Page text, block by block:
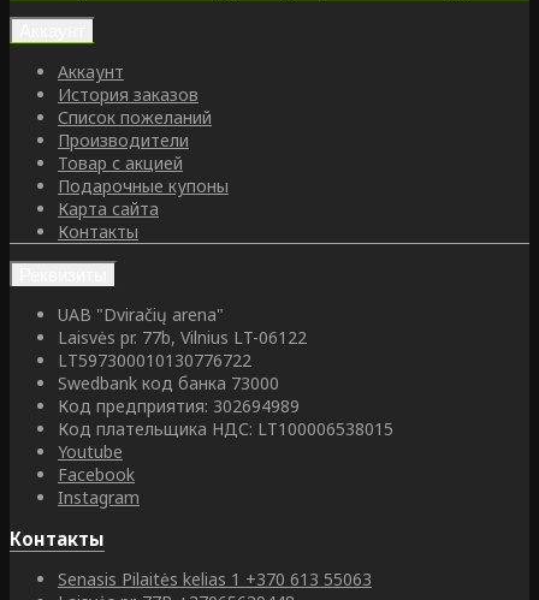
Аккаунт
История заказов
Список пожеланий
Производители
Товар с акцией
Подарочные купоны
Карта сайта
Контакты
UAB "Dviračių arena"
Laisvės pr. 77b, Vilnius LT-06122
LT597300010130776722
Swedbank код банка 73000
Код предприятия: 302694989
Код плательщика НДС: LT100006538015
Youtube
Facebook
Instagram
Контакты
Senasis Pilaitės kelias 1 +370 613 55063